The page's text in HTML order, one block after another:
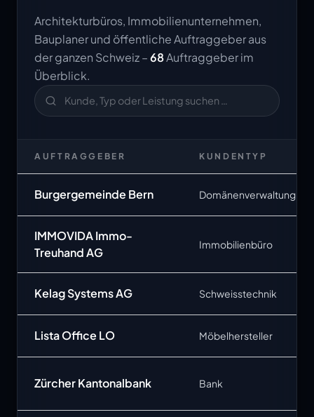
Architekturbüros, Immobilienunternehmen,
Bauplaner und öffentliche Auftraggeber aus
der ganzen Schweiz –68Auftraggeber im
Überblick.
AUFTRAGGEBER KUNDENTYP
Burgergemeinde Bern Domänenverwaltung
IMMOVIDA Immo-
Treuhand AG
Immobilienbüro
Kelag Systems AG Schweisstechnik
Lista Office LO Möbelhersteller
Zürcher Kantonalbank Bank